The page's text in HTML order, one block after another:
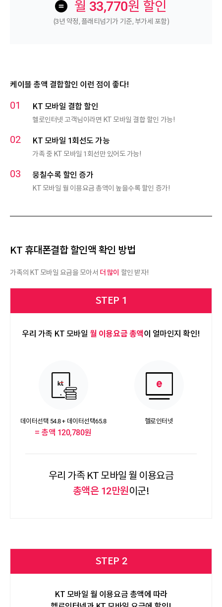
월 33,770원 할인
(3년 약정, 플래티넘기가 기준, 부가세 포함)
케이블 총액 결합할인 이런 점이 좋다!
KT 모바일 결합 할인
헬로인터넷 고객님이라면 KT 모바일 결합 할인 가능!
KT 모바일 1회선도 가능
가족 중 KT 모바일 1회선만 있어도 가능!
뭉칠수록 할인 증가
KT 모바일 월 이용요금 총액이 높을수록 할인 증가!
KT 휴대폰결합 할인액 확인 방법
가족의 KT 모바일 요금을 모아서 더 많이 할인 받자!
STEP 1
우리 가족 KT 모바일 월 이용요금 총액이 얼마인지 확인!
데이터선택 54.8 + 데이터선택65.8
= 총액 120,780원
헬로인터넷
우리 가족 KT 모바일 월 이용요금
총액은 12만원이군!
STEP 2
KT 모바일 월 이용요금 총액에 따라